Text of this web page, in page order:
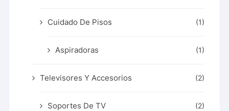
Cuidado De Pisos (1)
Aspiradoras (1)
Televisores Y Accesorios (2)
Soportes De TV (2)